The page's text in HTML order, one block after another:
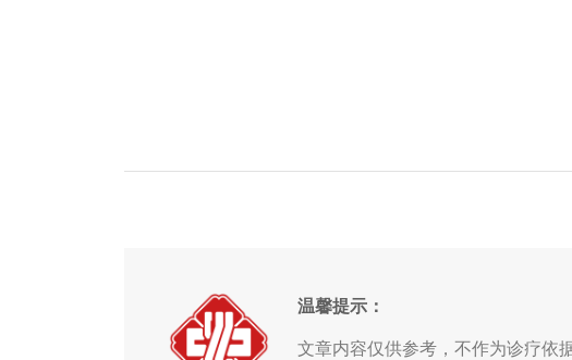
温馨提示：
文章内容仅供参考，不作为诊疗依